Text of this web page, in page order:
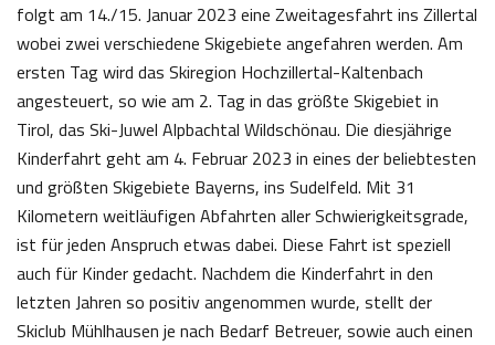
folgt am 14./15. Januar 2023 eine Zweitagesfahrt ins Zillertal
wobei zwei verschiedene Skigebiete angefahren werden. Am
ersten Tag wird das Skiregion Hochzillertal-Kaltenbach
angesteuert, so wie am 2. Tag in das größte Skigebiet in
Tirol, das Ski-Juwel Alpbachtal Wildschönau. Die diesjährige
Kinderfahrt geht am 4. Februar 2023 in eines der beliebtesten
und größten Skigebiete Bayerns, ins Sudelfeld. Mit 31
Kilometern weitläufigen Abfahrten aller Schwierigkeitsgrade,
ist für jeden Anspruch etwas dabei. Diese Fahrt ist speziell
auch für Kinder gedacht. Nachdem die Kinderfahrt in den
letzten Jahren so positiv angenommen wurde, stellt der
Skiclub Mühlhausen je nach Bedarf Betreuer, sowie auch einen